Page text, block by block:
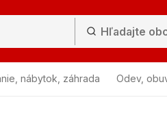
nábytok, záhrada Odev,